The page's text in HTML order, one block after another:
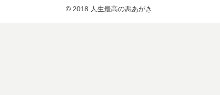
© 2018 人生最高の悪あがき.